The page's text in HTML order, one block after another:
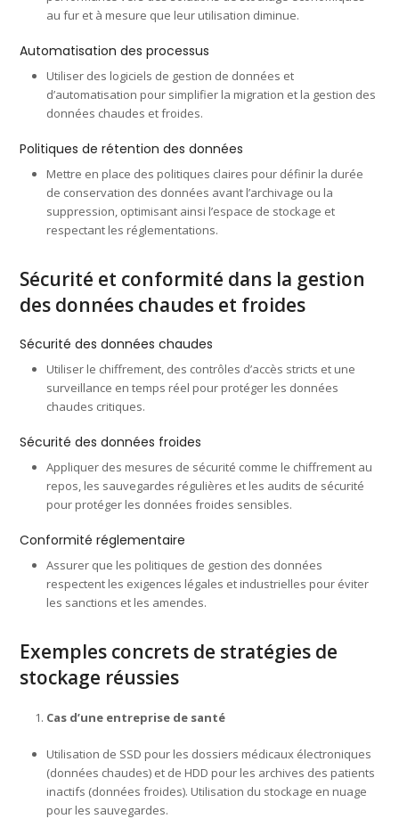
au fur et à mesure que leur utilisation diminue.
Automatisation des processus
Utiliser des logiciels de gestion de données et
d’automatisation pour simplifier la migration et la gestion des
données chaudes et froides.
Politiques de rétention des données
Mettre en place des politiques claires pour définir la durée
de conservation des données avant l’archivage ou la
suppression, optimisant ainsi l’espace de stockage et
respectant les réglementations.
Sécurité et conformité dans la gestion
des données chaudes et froides
Sécurité des données chaudes
Utiliser le chiffrement, des contrôles d’accès stricts et une
surveillance en temps réel pour protéger les données
chaudes critiques.
Sécurité des données froides
Appliquer des mesures de sécurité comme le chiffrement au
repos, les sauvegardes régulières et les audits de sécurité
pour protéger les données froides sensibles.
Conformité réglementaire
Assurer que les politiques de gestion des données
respectent les exigences légales et industrielles pour éviter
les sanctions et les amendes.
Exemples concrets de stratégies de
stockage réussies
Cas d’une entreprise de santé
Utilisation de SSD pour les dossiers médicaux électroniques
(données chaudes) et de HDD pour les archives des patients
inactifs (données froides). Utilisation du stockage en nuage
pour les sauvegardes.